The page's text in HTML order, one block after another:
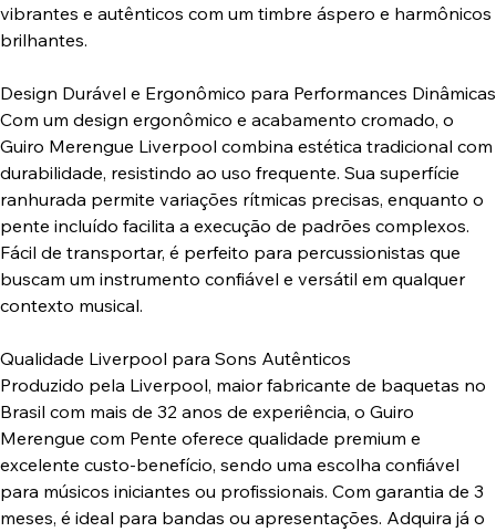
vibrantes e autênticos com um timbre áspero e harmônicos
brilhantes.
Design Durável e Ergonômico para Performances Dinâmicas
Com um design ergonômico e acabamento cromado, o
Guiro Merengue Liverpool combina estética tradicional com
durabilidade, resistindo ao uso frequente. Sua superfície
ranhurada permite variações rítmicas precisas, enquanto o
pente incluído facilita a execução de padrões complexos.
Fácil de transportar, é perfeito para percussionistas que
buscam um instrumento confiável e versátil em qualquer
contexto musical.
Qualidade Liverpool para Sons Autênticos
Produzido pela Liverpool, maior fabricante de baquetas no
Brasil com mais de 32 anos de experiência, o Guiro
Merengue com Pente oferece qualidade premium e
excelente custo-benefício, sendo uma escolha confiável
para músicos iniciantes ou profissionais. Com garantia de 3
meses, é ideal para bandas ou apresentações. Adquira já o